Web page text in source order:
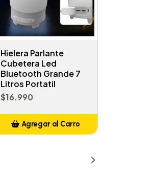
Hielera Parlante
Cubetera Led
Bluetooth Grande 7
Litros Portatil
$16.990
Agregar al Carro